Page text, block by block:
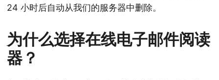
24 小时后自动从我们的服务器中删除。
为什么选择在线电子邮件阅读
器？